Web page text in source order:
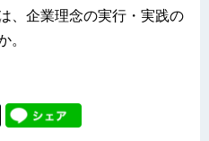
、企業理念の実行・実践の
。